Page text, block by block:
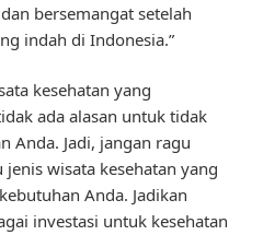
bersemangat setelah
indah di Indonesia.”
kesehatan yang
ada alasan untuk tidak
Anda. Jadi, jangan ragu
wisata kesehatan yang
Anda. Jadikan
investasi untuk kesehatan